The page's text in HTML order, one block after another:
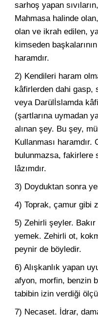
sarhoş yapan
Mahmasa halinde
olan ve ikrah edilen,
kimseden
haramdır.
2) Kendileri haram
kâfirlerden dahi gasp,
veya Darülİslamda
(şartlarına uymadan
alınan şey. Bu şey,
Kullanması haramdır.
bulunmazsa, fakirlere
lâzımdır.
3) Doyduktan sonra
4) Toprak, çamur gibi
5) Zehirli şeyler. Bakır
yemek. Zehirli ot,
peynir de böyledir.
6) Alışkanlık yapan
afyon, morfin, benzin
tabibin izin verdiği
7) Necaset. İdrar,